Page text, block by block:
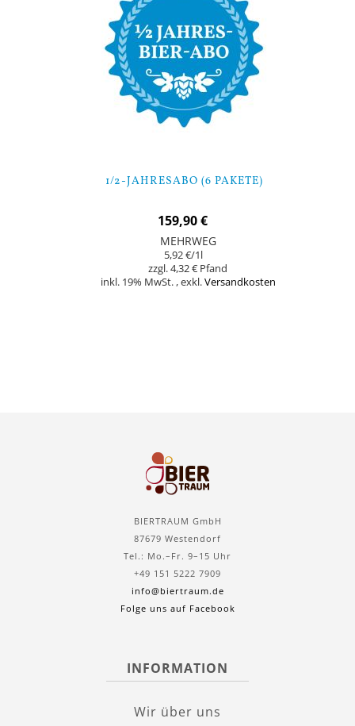
1/2-JAHRESABO (6 PAKETE)
159,90 €
MEHRWEG
5,92 €/1l
4,32 €
inkl. 19% MwSt. ,exkl.Versandkosten
BIERTRAUM GmbH
87679 Westendorf
Tel.: Mo.–Fr. 9–15 Uhr
+49 151 5222 7909
info@biertraum.de
Folge uns auf Facebook
INFORMATION
Wir über uns